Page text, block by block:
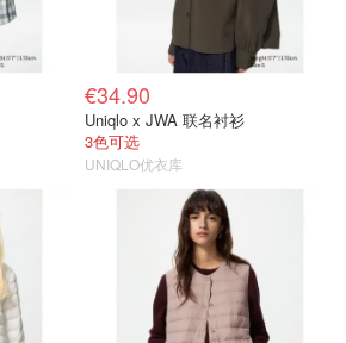
€34.90
Uniqlo x JWA 联名衬衫
3色可选
UNIQLO优衣库